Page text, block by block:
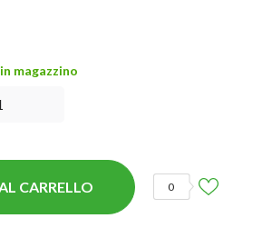
magazzino
CARRELLO 0